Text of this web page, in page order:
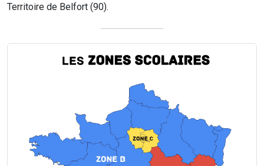
Territoire de Belfort (90).